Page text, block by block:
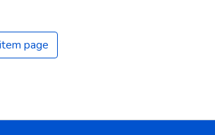
page